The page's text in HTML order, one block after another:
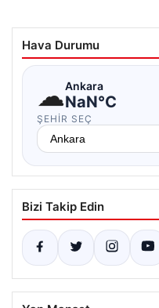
Hava Durumu
☁Ankara
NaN°C
ŞEHIR SEÇ
Bizi Takip Edin